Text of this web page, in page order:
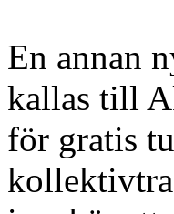
En annan
kallas till
för gratis